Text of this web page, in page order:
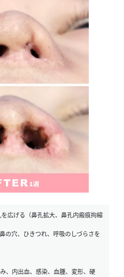
広げる（鼻孔拡大、鼻孔内瘢痕拘縮
の穴、ひきつれ、呼吸のしづらさを
、内出血、感染、血腫、変形、硬